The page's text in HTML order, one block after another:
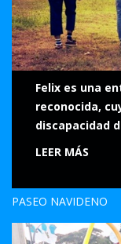
Felix es una
reconocida,
discapacidad
LEER MÁS
PASEO NAVIDEÑO